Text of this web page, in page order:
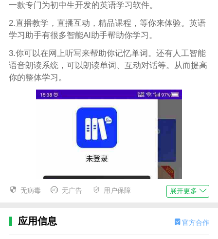
一款专门为初中生开发的英语学习软件。
2.直播教学，直播互动，精品课程，等你来体验。英语
学习助手有很多智能AI助手帮助你学习。
3.你可以在网上听写来帮助你记忆单词。还有人工智能
语音朗读系统，可以朗读单词、互动对话等。从而提高
你的整体学习。
无病毒 无广告 用户保障 展开更多
应用信息 官方合作